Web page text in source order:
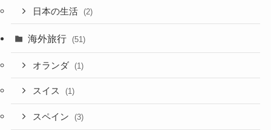
日本の生活 (2)
海外旅行 (51)
オランダ (1)
スイス (1)
スペイン (3)